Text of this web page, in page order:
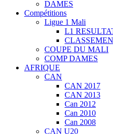
DAMES
Compétitions
Ligue 1 Mali
L1
COUPE DU MALI
COMP DAMES
AFRIQUE
CAN
CAN 2017
CAN 2013
Can 2012
Can 2010
Can 2008
CAN U20